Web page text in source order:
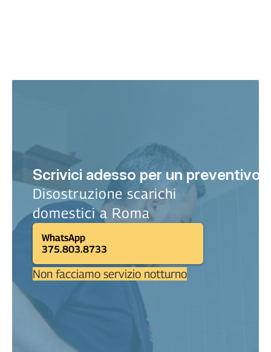
Scrivici adesso per un preventivo
Disostruzione scarichi
domestici a Roma
WhatsApp
375.803.8733
Non facciamo servizio notturno
Meglio una mail?
Ti ricontattiamo noi